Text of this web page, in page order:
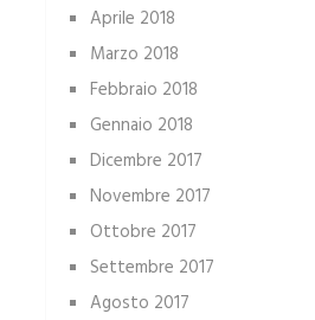
Aprile 2018
Marzo 2018
Febbraio 2018
Gennaio 2018
Dicembre 2017
Novembre 2017
Ottobre 2017
Settembre 2017
Agosto 2017